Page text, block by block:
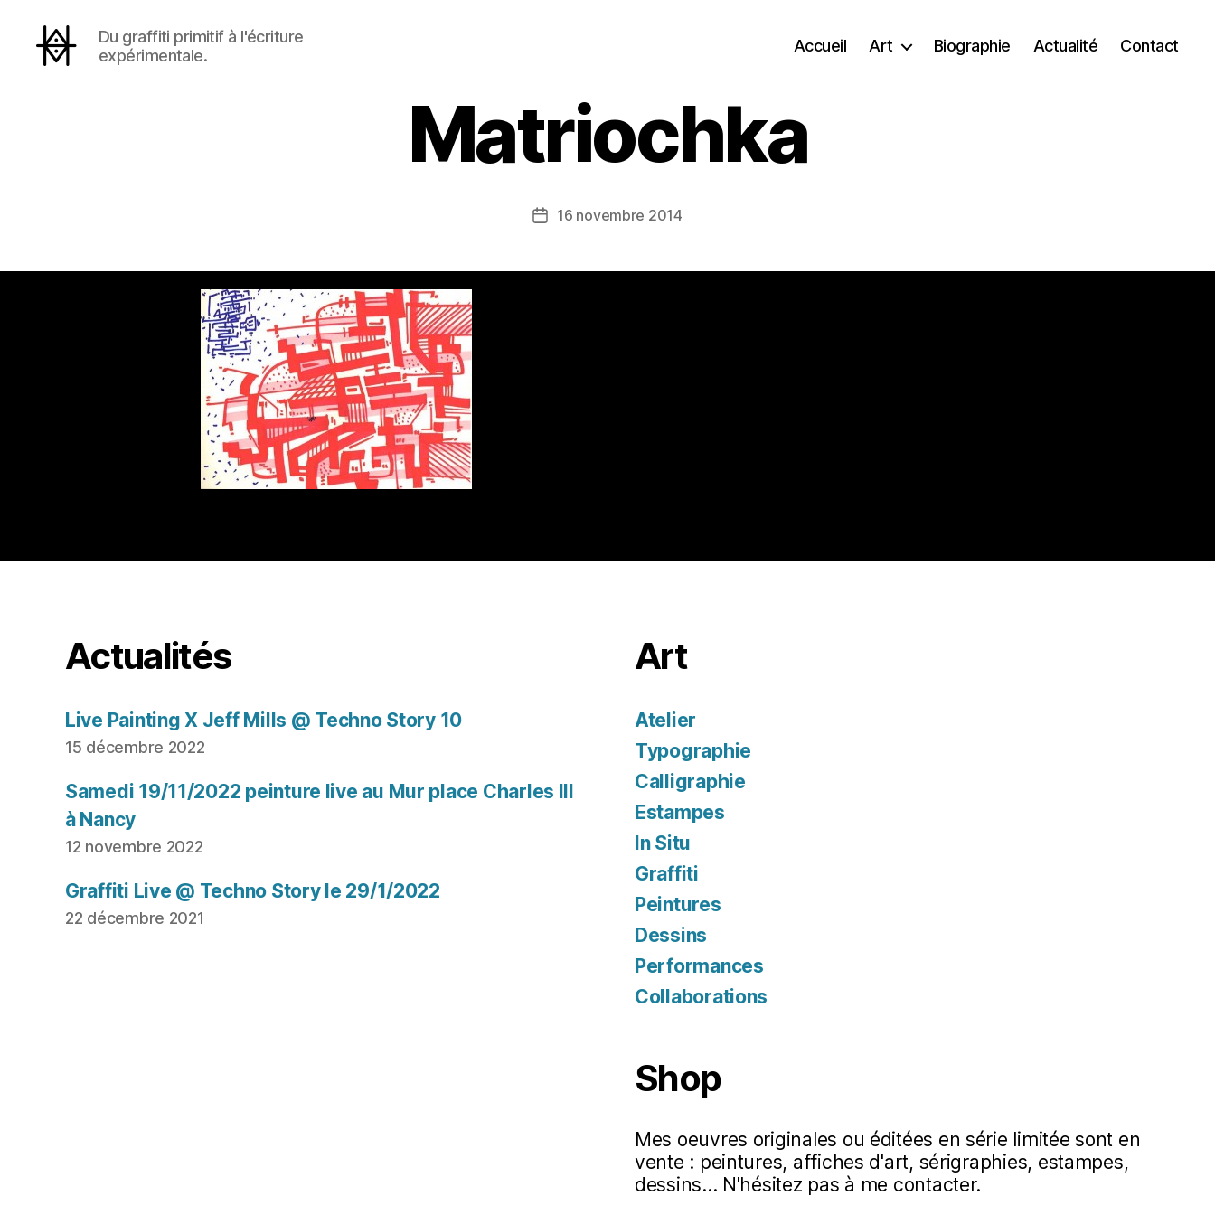
Du graffiti primitif à l'écriture
expérimentale.
Accueil Art Biographie Actualité Contact
Matriochka
Date16 novembre 2014
Actualités
Live Painting X Jeff Mills @ Techno Story 10
15 décembre 2022
Samedi 19/11/2022 peinture live au Mur place Charles III
à Nancy
12 novembre 2022
Graffiti Live @ Techno Story le 29/1/2022
22 décembre 2021
Art
Atelier
Typographie
Calligraphie
Estampes
In Situ
Graffiti
Peintures
Dessins
Performances
Collaborations
Shop
Mes oeuvres originales ou éditées en série limitée sont en
vente : peintures, affiches d'art, sérigraphies, estampes,
dessins... N'hésitez pas à me contacter.